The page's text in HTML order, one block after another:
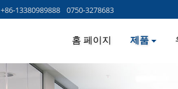
+86-13380989888 0750-3278683
홈 페이지 제품